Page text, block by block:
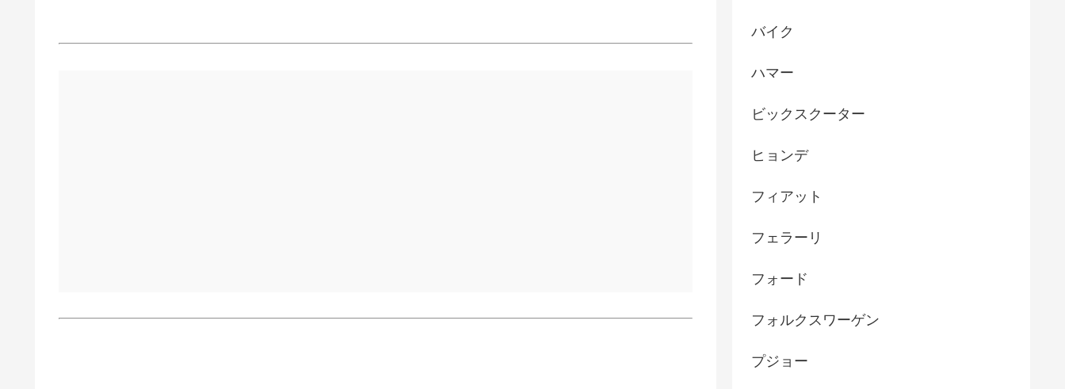
バイク
ハマー
ビックスクーター
ヒョンデ
フィアット
フェラーリ
フォード
フォルクスワーゲン
プジョー